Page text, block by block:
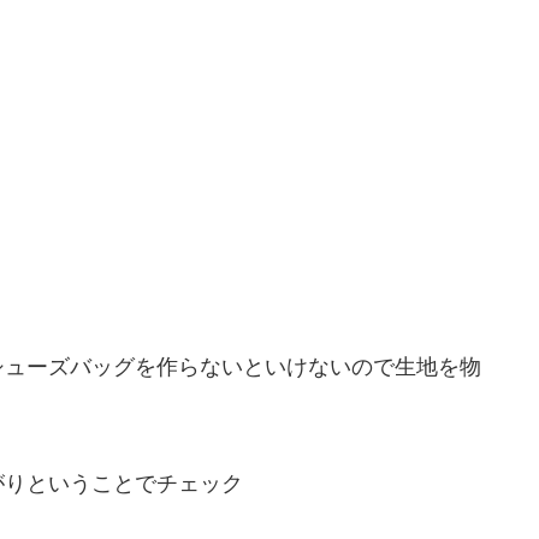
ーズバッグを作らないといけないので生地を物
ということでチェック